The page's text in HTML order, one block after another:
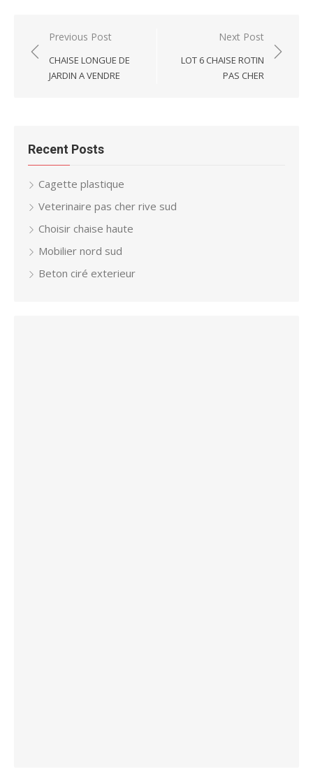
Post
navigation
Previous Post
CHAISE LONGUE DE
JARDIN A VENDRE
Next Post
LOT 6 CHAISE ROTIN
PAS CHER
Recent Posts
Cagette plastique
Veterinaire pas cher rive sud
Choisir chaise haute
Mobilier nord sud
Beton ciré exterieur